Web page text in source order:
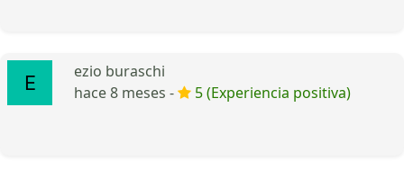
ezio buraschi
hace 8 meses -
5 (Experiencia positiva)